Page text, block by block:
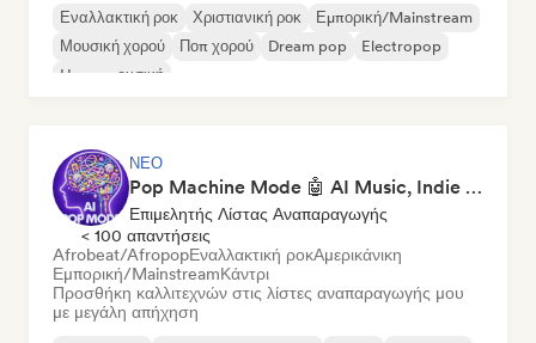
Εναλλακτική ροκ Χριστιανική ροκ
Εμπορική/Mainstream
Μουσική χορού
Ποπ χορού Dream pop
Electropop
House μουσική
ΝΈΟ
Pop Machine Mode 🤖 AI Music, Indie Pop & Dream Pop
Επιμελητής Λίστας Αναπαραγωγής
< 100 απαντήσεις
Afrobeat/AfropopΕναλλακτική ροκΑμερικάνικη
Εμπορική/MainstreamΚάντρι
Προσθήκη καλλιτεχνών στις λίστες αναπαραγωγής μου
με μεγάλη απήχηση